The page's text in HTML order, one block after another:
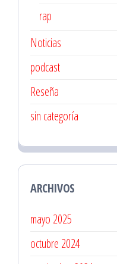
rap
Noticias
podcast
Reseña
sin categoría
ARCHIVOS
mayo 2025
octubre 2024